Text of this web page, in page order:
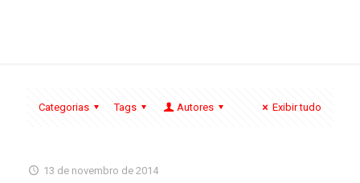
Categorias Tags Autores Exibir tudo
13 de novembro de 2014